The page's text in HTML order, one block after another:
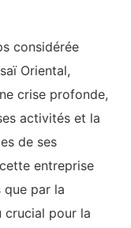
considérée
Oriental,
crise profonde,
activités et la
de ses
entreprise
par la
crucial pour la